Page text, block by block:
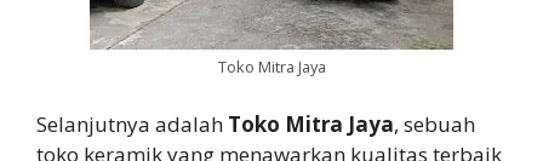
Toko Mitra Jaya
Selanjutnya adalah Toko Mitra Jaya, sebuah
toko keramik yang menawarkan kualitas terbaik